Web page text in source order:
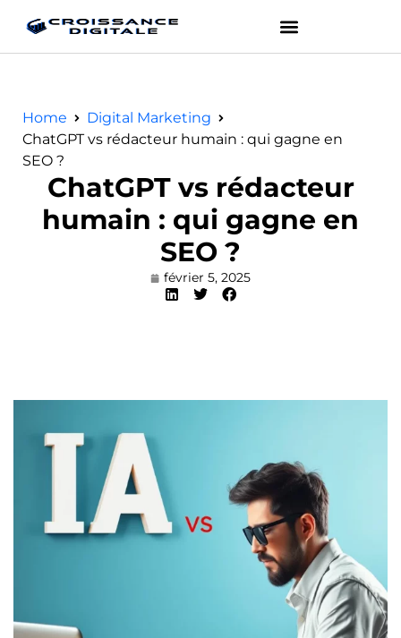
Home
Digital Marketing
ChatGPT vs rédacteur humain : qui gagne en
SEO ?
ChatGPT vs rédacteur
humain : qui gagne en
SEO ?
février 5, 2025